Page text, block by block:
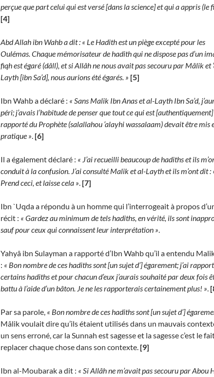
perçue que part celui qui est versé [dans la science] et qui a appris (le
[4]
Abd Allah ibn Wahb a dit : « Le Hadith est un piège excepté pour les
Oulémas. Chaque mémorisateur de hadith qui ne dispose pas d’un
fiqh est égaré (dâll), et si Allâh ne nous avait pas secouru par Mâlik et
Layth [ibn Sa’d], nous aurions été égarés. » [5]
Ibn Wahb a déclaré : « Sans Malik Ibn Anas et al-Layth Ibn Sa’d,
péri; j’avais l’habitude de penser que tout ce qui est [authentiquement]
rapporté du Prophète (salallahou ‘alayhi wassalaam) devait être mis
pratique ». [6]
Il a également déclaré : « J’ai recueilli beaucoup de hadiths et ils
conduit à la confusion. J’ai consulté Malik et al-Layth et ils m’ont dit :
Prend ceci, et laisse cela ». [7]
Ibn `Uqda a répondu à un homme qui l’interrogeait à propos
récit : « Gardez au minimum de tels hadiths, en vérité, ils sont
sauf pour ceux qui connaissent leur interprétation ».
Yahyâ ibn Sulayman a rapporté d’Ibn Wahb qu’il a entendu
: « Bon nombre de ces hadiths sont [un sujet d’] égarement; j’ai
certains hadiths et pour chacun d’eux j’aurais souhaité par deux fois
battu à l’aide d’un bâton. Je ne les rapporterais certainement plus! ».
Par sa parole, « Bon nombre de ces hadiths sont [un sujet d’]
Mâlik voulait dire qu’ils étaient utilisés dans un mauvais
un sens erroné, car la Sunnah est sagesse et la sagesse c’est le
replacer chaque chose dans son contexte. [9]
Ibn al-Moubarak a dit : « Si Allâh ne m’avait pas secouru par Abou